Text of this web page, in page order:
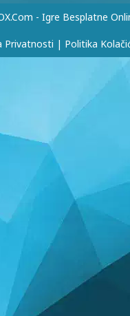
- Igre Besplatne
Privatnosti | Politika